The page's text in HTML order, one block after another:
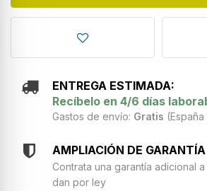
ENTREGA ESTIMADA:
Recíbelo en 4/6 días
Gastos de envío: Gratis
AMPLIACIÓN DE GARANTÍA
Contrata una garantía adicional
dan por ley